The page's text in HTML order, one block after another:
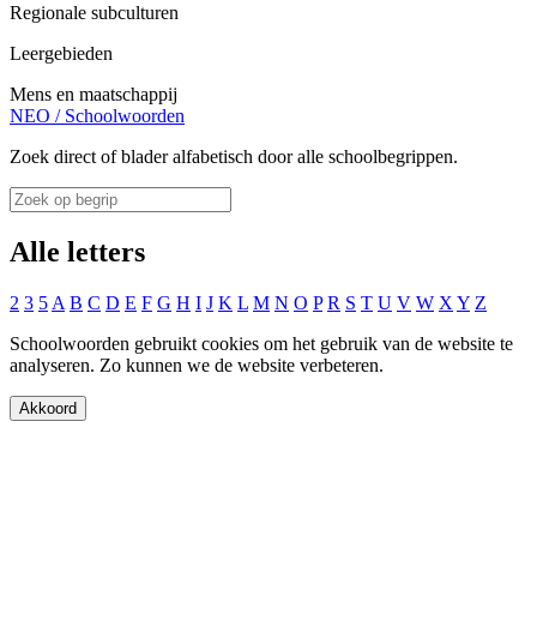
Regionale subculturen
Leergebieden
Mens en maatschappij
NEO / Schoolwoorden
Zoek direct of blader alfabetisch door alle schoolbegrippen.
Alle letters
2 3 5 A B C D E F G H I J K L M N O P R S T U V W X Y Z
Schoolwoorden gebruikt cookies om het gebruik van de website te
analyseren. Zo kunnen we de website verbeteren.
Akkoord